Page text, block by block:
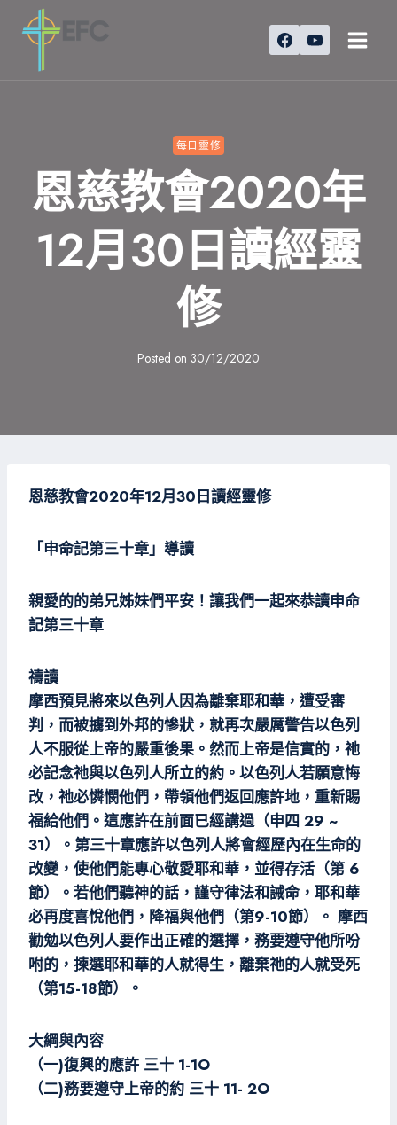
每日靈修
恩慈教會2020年
12月30日讀經靈
修
Posted on 30/12/2020
恩慈教會2020年12月30日讀經靈修
「申命記第三十章」導讀
親愛的的弟兄姊妹們平安！ 讓我們一起來恭讀申命
記第三十章
禱讀
摩西預見將來以色列人因為離棄耶和華，遭受審
判，而被擄到外邦的慘狀，就再次嚴厲警告以色列
人不服從上帝的嚴重後果。然而上帝是信實的，祂
必記念祂與以色列人所立的約。以色列人若願意悔
改，祂必憐憫他們，帶領他們返回應許地，重新賜
福給他們。這應許在前面已經講過（申四 29 ~
31）。第三十章應許以色列人將會經歷內在生命的
改變，使他們能專心敬愛耶和華，並得存活（第 6
節）。若他們聽神的話，謹守律法和誡命，耶和華
必再度喜悅他們，降福與他們（第9-10節）。 摩西
勸勉以色列人要作出正確的選擇，務要遵守他所吩
咐的，揀選耶和華的人就得生，離棄祂的人就受死
（第15-18節）。
大綱與內容
（一)復興的應許 三十 1-1O
（二)務要遵守上帝的約 三十 11- 2O